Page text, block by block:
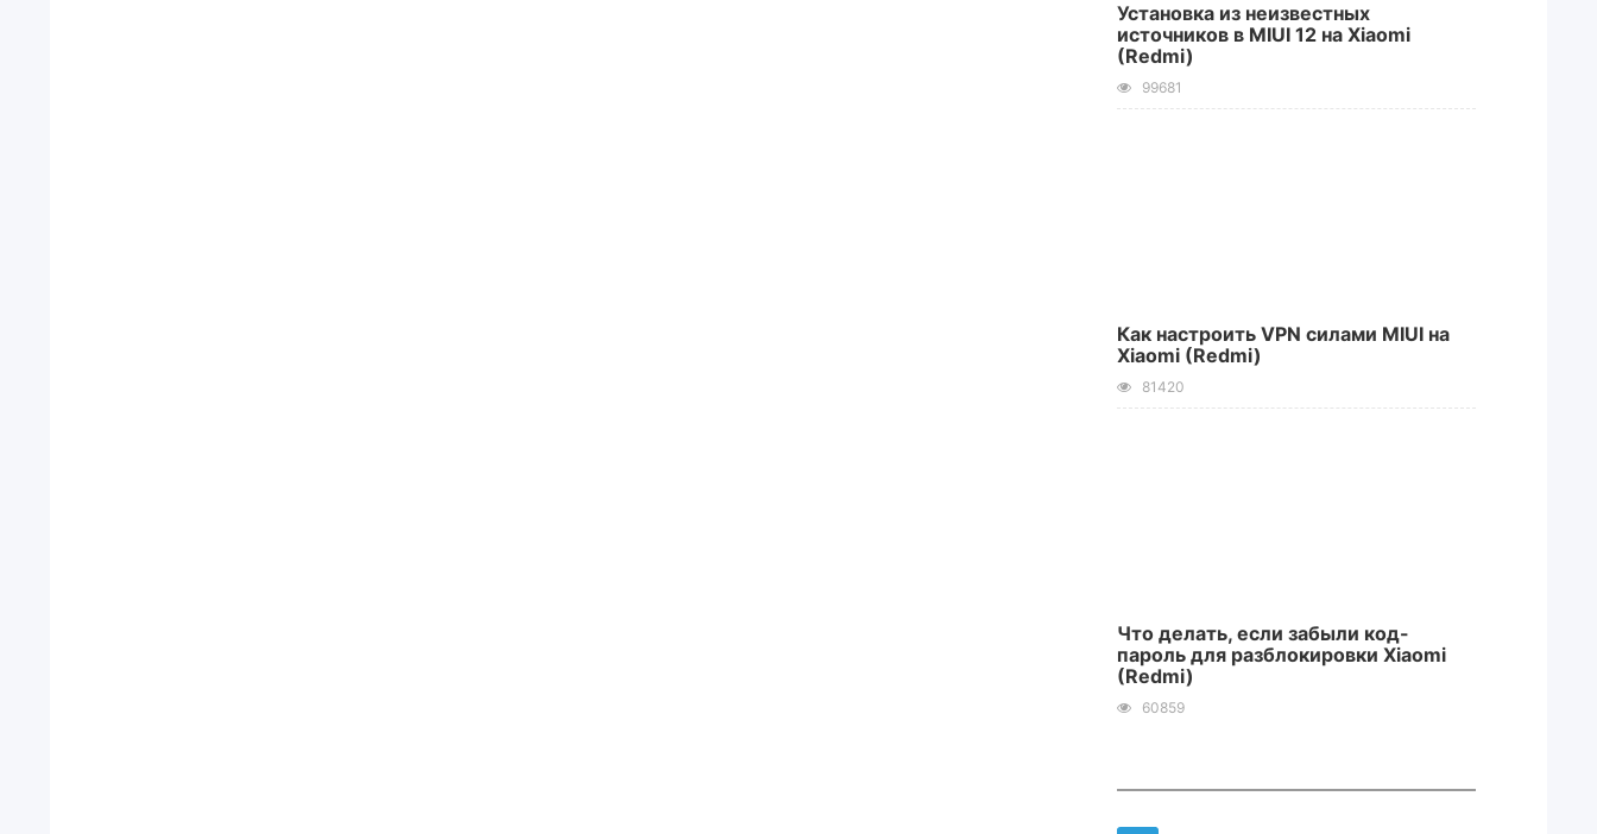
Установка из неизвестных
источников в MIUI 12 на Xiaomi
(Redmi)
99681
Как настроить VPN силами MIUI на
Xiaomi (Redmi)
81420
Что делать, если забыли код-
пароль для разблокировки Xiaomi
(Redmi)
60859